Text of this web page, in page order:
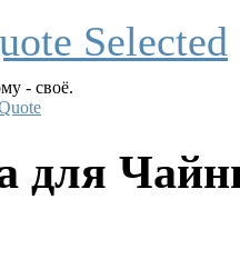
- своё.
для